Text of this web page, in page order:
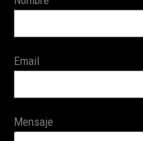
Email
Mensaje